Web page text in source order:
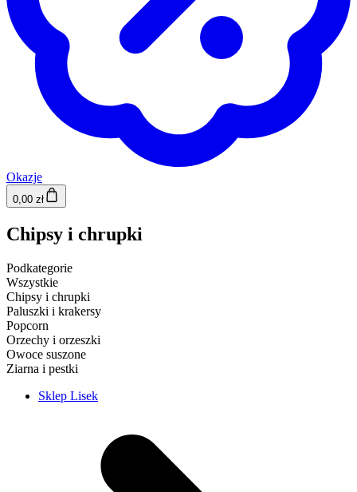
Okazje
0,00 zł
Chipsy i chrupki
Podkategorie
Wszystkie
Chipsy i chrupki
Paluszki i krakersy
Popcorn
Orzechy i orzeszki
Owoce suszone
Ziarna i pestki
Sklep Lisek